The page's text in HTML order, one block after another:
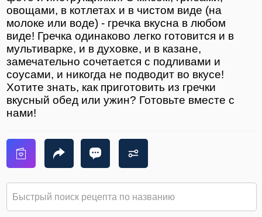
овощами, в котлетах и в чистом виде (на
молоке или воде) - гречка вкусна в любом
виде! Гречка одинаково легко готовится и в
мультиварке, и в духовке, и в казане,
замечательно сочетается с подливами и
соусами, и никогда не подводит во вкусе!
Хотите знать, как приготовить из гречки
вкусный обед или ужин? Готовьте вместе с
нами!